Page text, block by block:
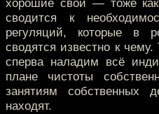
хорошие свои — тоже
сводится к
регуляций, которые в
сводятся известно к
сперва наладим всё
плане чистоты
занятиям собственных
находят.